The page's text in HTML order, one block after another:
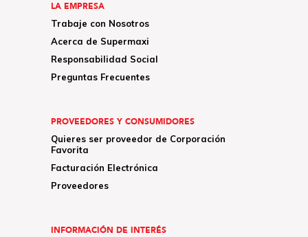
LA EMPRESA
Trabaje con Nosotros
Acerca de Supermaxi
Responsabilidad Social
Preguntas Frecuentes
PROVEEDORES Y CONSUMIDORES
Quieres ser proveedor de Corporación
Favorita
Facturación Electrónica
Proveedores
INFORMACIÓN DE INTERÉS